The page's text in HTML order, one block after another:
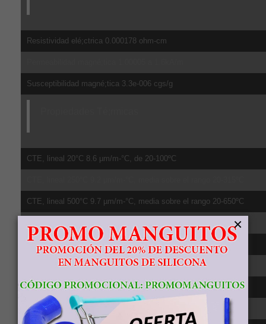
Resistividad elé;ctrica 0.000178 ohm-cm
Susceptibilidad magné;tica 3.3e-006 cgs/g
CTE, lineal 20°C 8.6 µm/m-°C, de 20-100ºC
CTE, lineal 500°C 9.7 µm/m-°C, media sobre el rango 20-650ºC
Conductividad té;rmica 6.7 W/m-K
Punto de fusión 1604 - 1660 °C
Sólido 1604 °C
Líquido 1660 °C
×